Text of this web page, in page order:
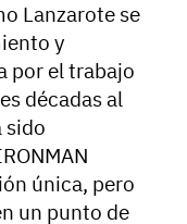
Lanzarote se
y
por el trabajo
décadas al
sido
única, pero
un punto de